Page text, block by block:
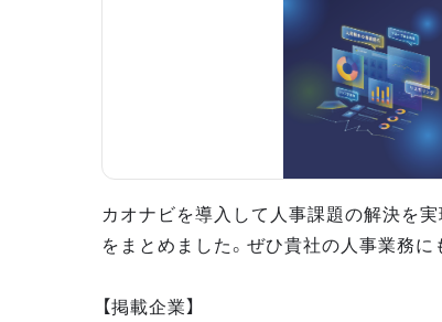
カオナビを導入して人事課題の解決を
をまとめました。ぜひ貴社の人事業務に
【掲載企業】